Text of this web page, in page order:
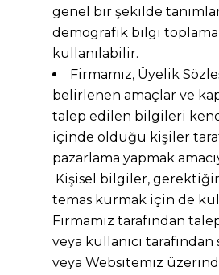
genel bir şekilde
demografik bilgi
kullanılabilir.
Firmamız, Üyelik
belirlenen amaçlar ve
talep edilen bilgileri
içinde olduğu kişiler
pazarlama yapmak
Kişisel bilgiler,
temas kurmak için de
Firmamız tarafından
veya kullanıcı
veya Websitemiz